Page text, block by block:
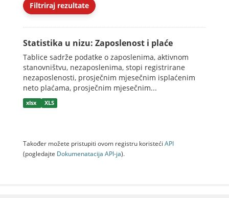
Filtriraj rezultate
Statistika u nizu: Zaposlenost i plaće
Tablice sadrže podatke o zaposlenima, aktivnom
stanovništvu, nezaposlenima, stopi registrirane
nezaposlenosti, prosječnim mjesečnim isplaćenim
neto plaćama, prosječnim mjesečnim...
xlsx XLS
Također možete pristupiti ovom registru koristeći API
(pogledajte Dokumenаtаcijа API-jа).